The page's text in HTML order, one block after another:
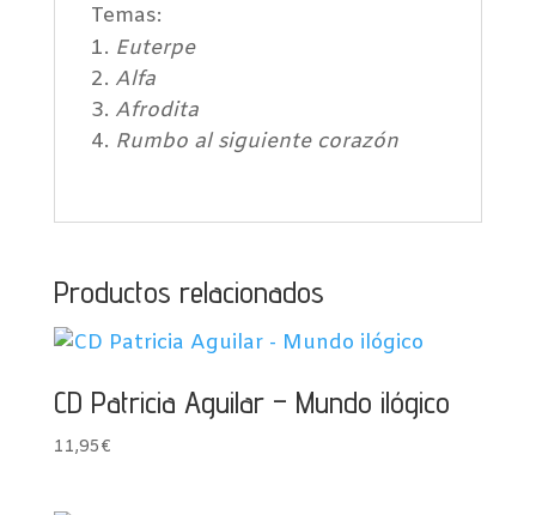
Temas:
Euterpe
Alfa
Afrodita
Rumbo al siguiente corazón
Productos relacionados
CD Patricia Aguilar – Mundo ilógico
11,95€